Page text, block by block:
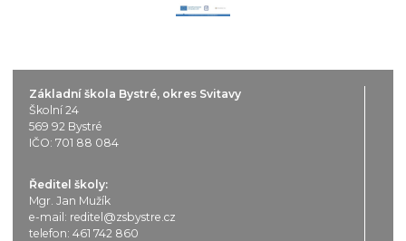
Základní škola Bystré, okres Svitavy
Školní 24
569 92 Bystré
IČO: 701 88 084
Ředitel školy:
Mgr. Jan Mužík
e-mail: reditel@zsbystre.cz
telefon: 461 742 860